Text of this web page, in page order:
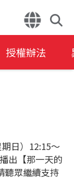
授權辦法
日）12:15～
出【那一天的
聽眾繼續支持